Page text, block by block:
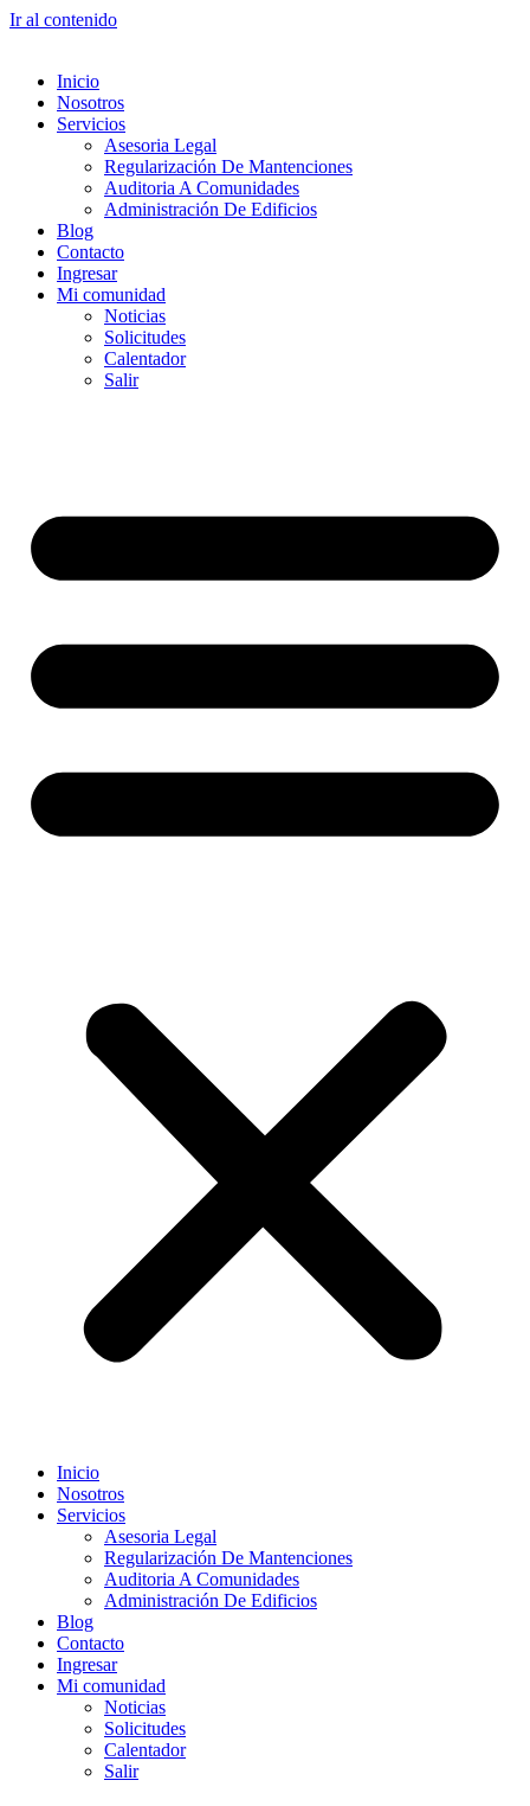
Ir al contenido
Inicio
Nosotros
Servicios
Asesoria Legal
Regularización De Mantenciones
Auditoria A Comunidades
Administración De Edificios
Blog
Contacto
Ingresar
Mi comunidad
Noticias
Solicitudes
Calentador
Salir
Inicio
Nosotros
Servicios
Asesoria Legal
Regularización De Mantenciones
Auditoria A Comunidades
Administración De Edificios
Blog
Contacto
Ingresar
Mi comunidad
Noticias
Solicitudes
Calentador
Salir